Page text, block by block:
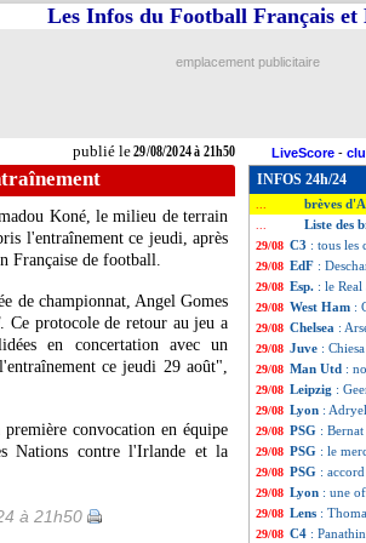
publié le29/08/2024 à 21h50
Les Infos du Football Français et
emplacement publicitaire
LiveScore -
Koné, le milieu de terrain
l'entraînement ce jeudi, après
Française de football.
de championnat, Angel Gomes
Ce protocole de retour au jeu a
en concertation avec un
ce jeudi 29 août",
convocation en équipe
Nations contre l'Irlande et la
à 21h50
INFOS 24h/24
brèves
Liste des
29/08 C3 : tous les
29/08 EdF :
29/08 Esp. : le
29/08 West Ham :
29/08 Chelsea :
29/08 Juve :
29/08 Man Utd :
29/08 Leipzig :
29/08 Lyon :
29/08 PSG :
29/08 PSG : le
29/08 PSG :
29/08 Lyon : une
29/08 Lens :
29/08 C4 :